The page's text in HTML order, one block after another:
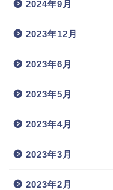
2024年9月
2023年12月
2023年6月
2023年5月
2023年4月
2023年3月
2023年2月